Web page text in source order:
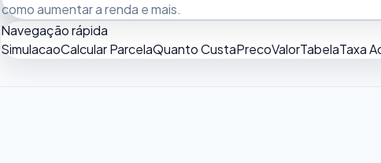
como aumentar a renda e mais.
Navegação rápida
SimulacaoCalcular ParcelaQuanto CustaPrecoValorTabelaTaxa